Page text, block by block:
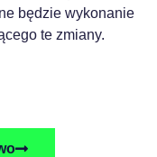
będzie wykonanie
te zmiany.